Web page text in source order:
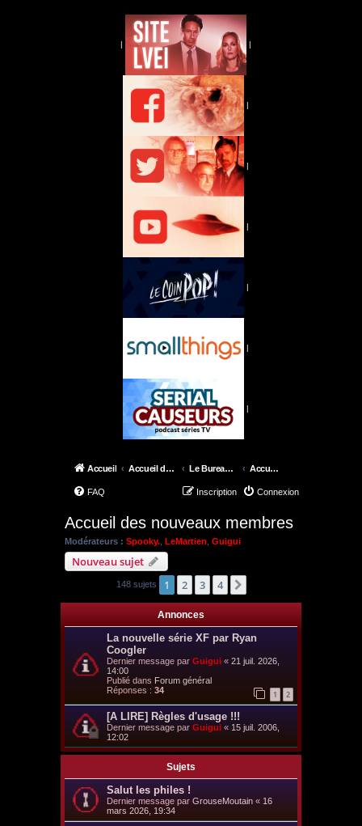
| |
|
|
|
|
|
|
Accueil Accueil du forum Le Bureau de Skinner Accueil des nouveaux membres
FAQ Connexion
Inscription
Accueil des nouveaux membres
Modérateurs : Spooky. LeMartien Guigui
Nouveau sujet
148 sujets 1 2 3 4
Annonces
La nouvelle série XF par Ryan
Coogler
Dernier message par Guigui « 21 juil. 2026,
14:00
Publié dans Forum général
Réponses : 34 1 2
[A LIRE] Règles d'usage !!!
Dernier message par Guigui « 15 juil. 2006,
12:02
Sujets
Salut les philes !
Dernier message par GrouseMoutain « 16
mars 2026, 19:34